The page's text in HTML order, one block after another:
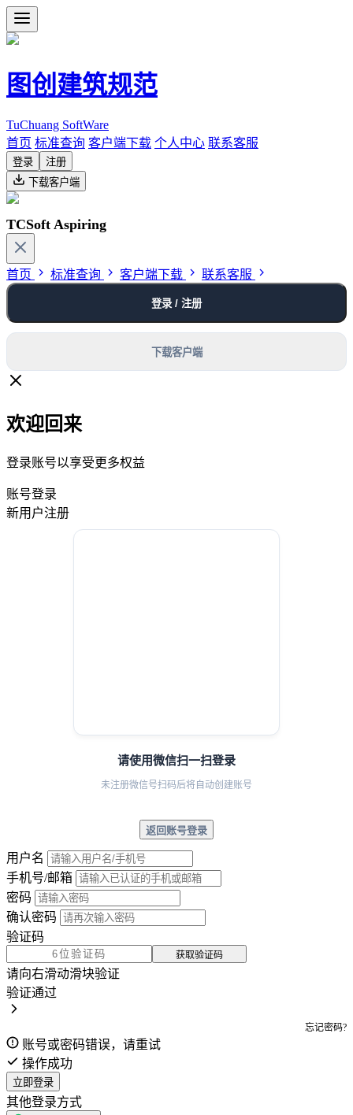
图创建筑规范
TuChuang SoftWare
首页 标准查询 客户端下载 个人中心 联系客服
登录
注册
下载客户端
TCSoft Aspiring
首页 标准查询 客户端下载 联系客服
登录 / 注册
下载客户端
欢迎回来
登录账号以享受更多权益
账号登录
新用户注册
请使用微信扫一扫登录
未注册微信号扫码后将自动创建账号
返回账号登录
用户名
手机号/邮箱
密码
确认密码
验证码
获取验证码
请向右滑动滑块验证
验证通过
忘记密码?
账号或密码错误，请重试
操作成功
立即登录
其他登录方式